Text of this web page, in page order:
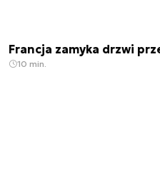
Francja zamyka drzwi
10 min.